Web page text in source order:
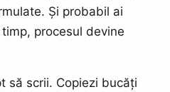
Și probabil ai
procesul devine
să scrii. Copiezi bucăți